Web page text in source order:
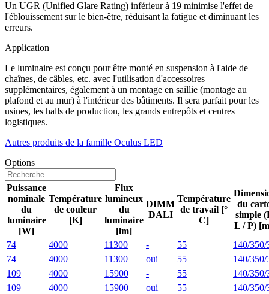
Un UGR (Unified Glare Rating) inférieur à 19 minimise l'effet de
l'éblouissement sur le bien-être, réduisant la fatigue et diminuant les
erreurs.
Application
Le luminaire est conçu pour être monté en suspension à l'aide de
chaînes, de câbles, etc. avec l'utilisation d'accessoires
supplémentaires, également à un montage en saillie (montage au
plafond et au mur) à l'intérieur des bâtiments. Il sera parfait pour les
usines, les halls de production, les grands entrepôts et centres
logistiques.
Autres produits de la famille Oculus LED
Options
Puissance
nominale
du
luminaire
[W]
Température
de couleur
[K]
Flux
lumineux
du
luminaire
[lm]
DIMM
DALI
Température
de travail [°
C]
du
simple
L / P)
74
4000 11300 - 55
140/350/
74
4000 11300 oui 55
140/350/
109
4000 15900 - 55
140/350/
109
4000 15900 oui 55
140/350/